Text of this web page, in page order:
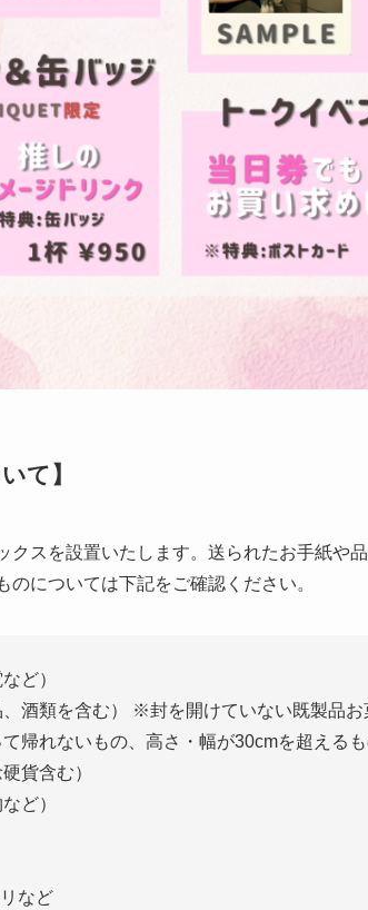
て】
クスを設置いたします。送られたお手紙や
については下記をご確認ください。
ど）
酒類を含む） ※封を開けていない既製品お
帰れないもの、高さ・幅が30cmを超えるも
貨含む）
ど）
など